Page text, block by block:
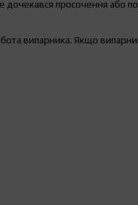
дочекався просочення або
випарника. Якщо